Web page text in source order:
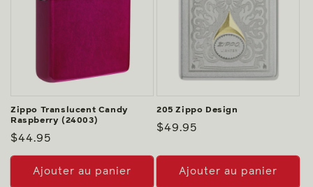
Zippo Translucent Candy
Raspberry (24003)
Prix
habituel
$44.95
Ajouter au panier
205 Zippo Design
Prix
$49.95
Ajouter au panier